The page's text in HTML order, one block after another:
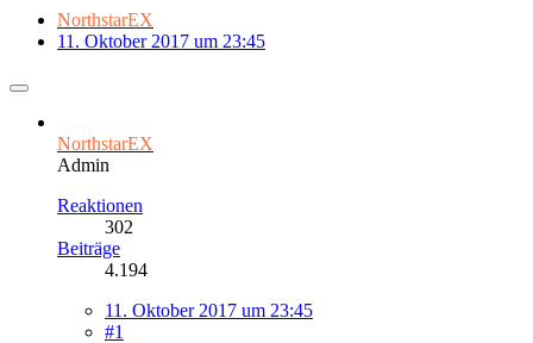
NorthstarEX
11. Oktober 2017 um 23:45
NorthstarEX
Admin
Reaktionen
302
Beiträge
4.194
11. Oktober 2017 um 23:45
#1